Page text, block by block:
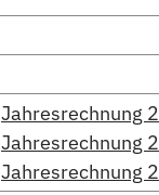
Jahresrechnung
Jahresrechnung
Jahresrechnung